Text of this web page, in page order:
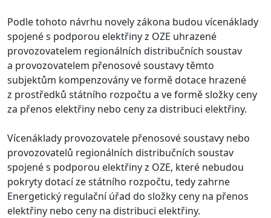
Podle tohoto návrhu novely zákona budou vícenáklady
spojené s podporou elektřiny z OZE uhrazené
provozovatelem regionálních distribučních soustav
a provozovatelem přenosové soustavy těmto
subjektům kompenzovány ve formě dotace hrazené
z prostředků státního rozpočtu a ve formě složky ceny
za přenos elektřiny nebo ceny za distribuci elektřiny.
Vícenáklady provozovatele přenosové soustavy nebo
provozovatelů regionálních distribučních soustav
spojené s podporou elektřiny z OZE, které nebudou
pokryty dotací ze státního rozpočtu, tedy zahrne
Energetický regulační úřad do složky ceny na přenos
elektřiny nebo ceny na distribuci elektřiny.